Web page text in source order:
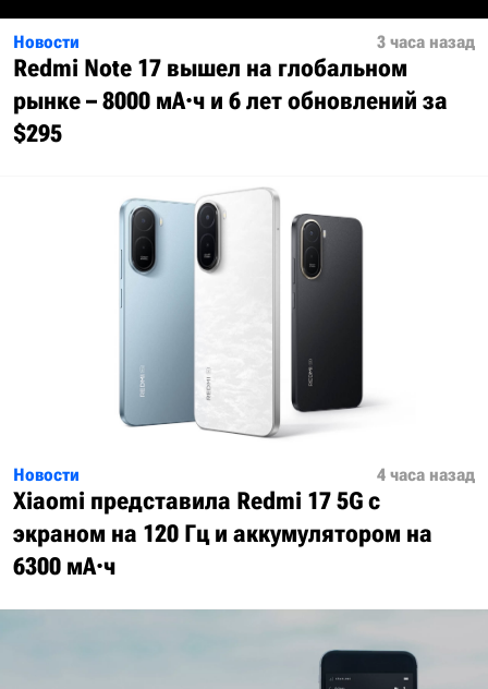
Новости 3 часа назад
Redmi Note 17 вышел на глобальном
рынке – 8000 мА·ч и 6 лет обновлений за
$295
Новости 4 часа назад
Xiaomi представила Redmi 17 5G с
экраном на 120 Гц и аккумулятором на
6300 мА·ч